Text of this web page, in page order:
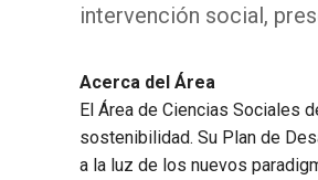
intervención social,
Acerca del Área
El Área de Ciencias Sociales
sostenibilidad. Su Plan de
a la luz de los nuevos